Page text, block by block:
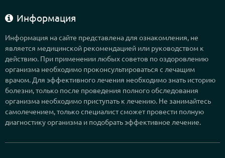
Информация
Информация на сайте представлена для ознакомления, не
является медицинской рекомендацией или руководством к
действию. При применении любых советов по оздоровлению
организма необходимо проконсультироваться с лечащим
врачом. Для эффективного лечения необходимо знать историю
болезни, только после проведения полного обследования
организма необходимо приступать к лечению. Не занимайтесь
самолечением, только специалист сможет провести полную
диагностику организма и подобрать эффективное лечение.